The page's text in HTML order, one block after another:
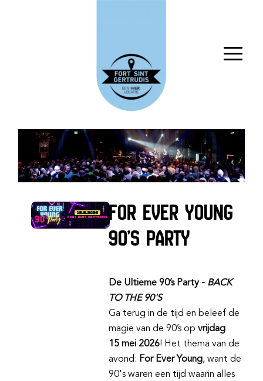
FOR EVER YOUNG
90'S PARTY
De Ultieme 90’s Party - BACK
TO THE 90'S
Ga terug in de tijd en beleef de
magie van de 90’s opvrijdag
15 mei 2026! Het thema van de
avond: For Ever Young, want de
90's waren een tijd waarin alles